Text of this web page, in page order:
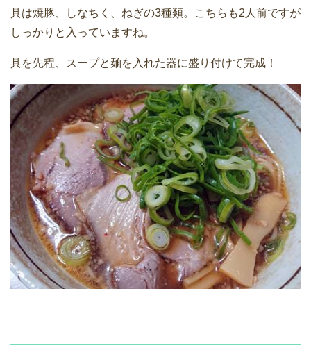
具は焼豚、しなちく、ねぎの3種類。こちらも2人前ですが
しっかりと入っていますね。
具を先程、スープと麺を入れた器に盛り付けて完成！